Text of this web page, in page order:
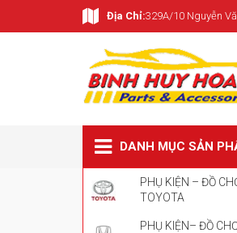
Địa Chỉ:329A/10 Nguyễn
DANH MỤC SẢN
PHỤ KIỆN – ĐỒ
TOYOTA
PHỤ KIỆN– ĐỒ